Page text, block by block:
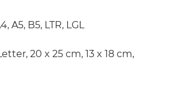
A5, B5, LTR, LGL
20 x 25 cm, 13 x 18 cm,